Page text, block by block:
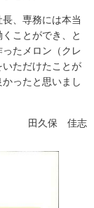
、専務には本当
ことができ、と
たメロン（クレ
ただけたことが
ったと思いまし
田久保 佳志